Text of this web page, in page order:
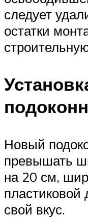
следует
остатки
Новый
превышать
на 20 см,
свой вкус.